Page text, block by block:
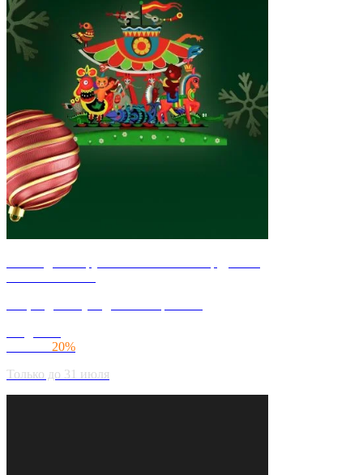
20%
Только до 31 июля